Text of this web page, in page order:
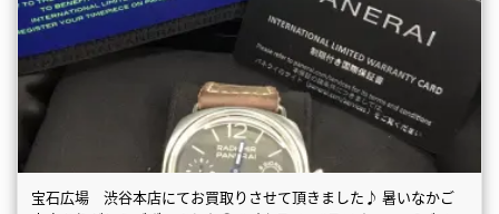
宝石広場 渋谷本店にてお買取りさせて頂きました♪ 暑いなかご